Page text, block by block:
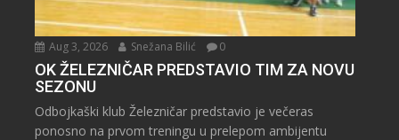
Aug 3, 2026 Snežana Bilić 0
OK ŽELEZNIČAR PREDSTAVIO TIM ZA NOVU
SEZONU
Odbojkaški klub Železničar predstavio je večeras
ponosno na prvom treningu u prelepom ambijentu